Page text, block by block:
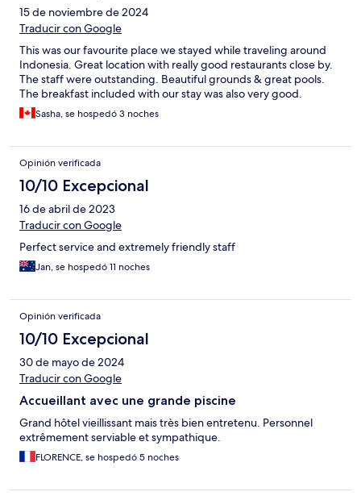
15 de noviembre de 2024
Traducir con Google
This was our favourite place we stayed while traveling around
Indonesia. Great location with really good restaurants close by.
The staff were outstanding. Beautiful grounds & great pools.
The breakfast included with our stay was also very good.
Sasha, se hospedó 3 noches
Opinión verificada
10/10 Excepcional
16 de abril de 2023
Traducir con Google
Perfect service and extremely friendly staff
Jan, se hospedó 11 noches
Opinión verificada
10/10 Excepcional
30 de mayo de 2024
Traducir con Google
Accueillant avec une grande piscine
Grand hôtel vieillissant mais très bien entretenu. Personnel
extrêmement serviable et sympathique.
FLORENCE, se hospedó 5 noches